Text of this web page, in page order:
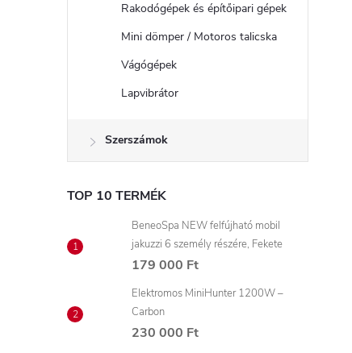
Rakodógépek és építőipari gépek
Mini dömper / Motoros talicska
Vágógépek
Lapvibrátor
Szerszámok
TOP 10 TERMÉK
BeneoSpa NEW felfújható mobil
jakuzzi 6 személy részére, Fekete
179 000 Ft
Elektromos MiniHunter 1200W –
Carbon
230 000 Ft